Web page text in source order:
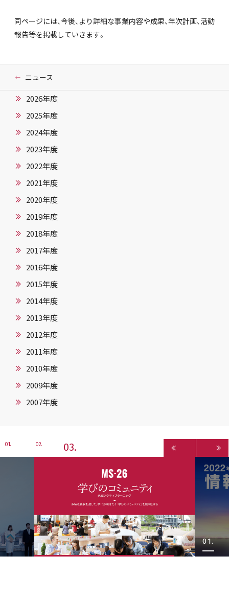
同ページには、今後、より詳細な事業内容や成果、年次計画、活動
報告等を掲載していきます。
ニュース
2026年度
2025年度
2024年度
2023年度
2022年度
2021年度
2020年度
2019年度
2018年度
2017年度
2016年度
2015年度
2014年度
2013年度
2012年度
2011年度
2010年度
2009年度
2007年度
1 2 3